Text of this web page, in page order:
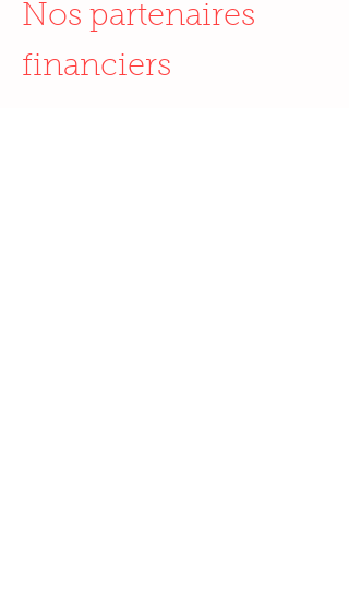
Nos partenaires
financiers